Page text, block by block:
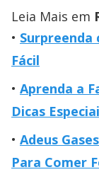
Leia Mais em
Surpreenda
Fácil
Aprenda a
Dicas
Adeus
Para Comer